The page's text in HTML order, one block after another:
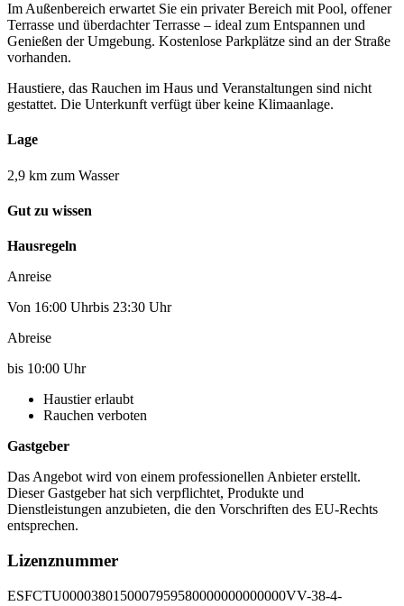
Im Außenbereich erwartet Sie ein privater Bereich mit Pool, offener
Terrasse und überdachter Terrasse – ideal zum Entspannen und
Genießen der Umgebung. Kostenlose Parkplätze sind an der Straße
vorhanden.
Haustiere, das Rauchen im Haus und Veranstaltungen sind nicht
gestattet. Die Unterkunft verfügt über keine Klimaanlage.
Lage
2,9 km zum Wasser
Gut zu wissen
Hausregeln
Anreise
Von 16:00 Uhrbis 23:30 Uhr
Abreise
bis 10:00 Uhr
Haustier erlaubt
Rauchen verboten
Gastgeber
Das Angebot wird von einem professionellen Anbieter erstellt.
Dieser Gastgeber hat sich verpflichtet, Produkte und
Dienstleistungen anzubieten, die den Vorschriften des EU-Rechts
entsprechen.
Lizenznummer
ESFCTU0000380150007959580000000000000VV-38-4-